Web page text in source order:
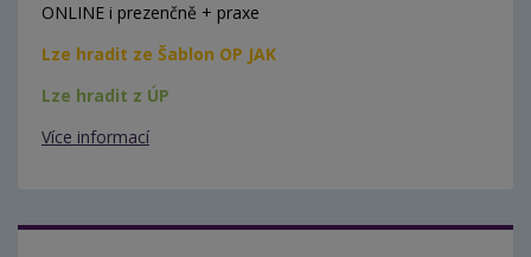
ONLINE i prezenčně + praxe
Lze hradit ze Šablon OP JAK
Lze hradit z ÚP
Více informací